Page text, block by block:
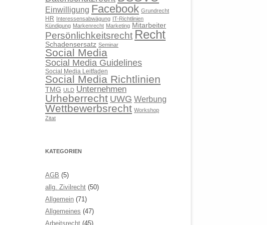
Einwilligung Facebook Grundrecht
HR Interessensabwägung IT-Richtlinien
Kündigung Markenrecht Marketing Mitarbeiter
Persönlichkeitsrecht Recht
Schadensersatz Seminar
Social Media
Social Media Guidelines
Social Media Leitfaden
Social Media Richtlinien
TMG ULD Unternehmen
Urheberrecht UWG Werbung
Wettbewerbsrecht Workshop
Zitat
KATEGORIEN
AGB (5)
allg. Zivilrecht (50)
Allgemein (71)
Allgemeines (47)
Arbeitsrecht (45)